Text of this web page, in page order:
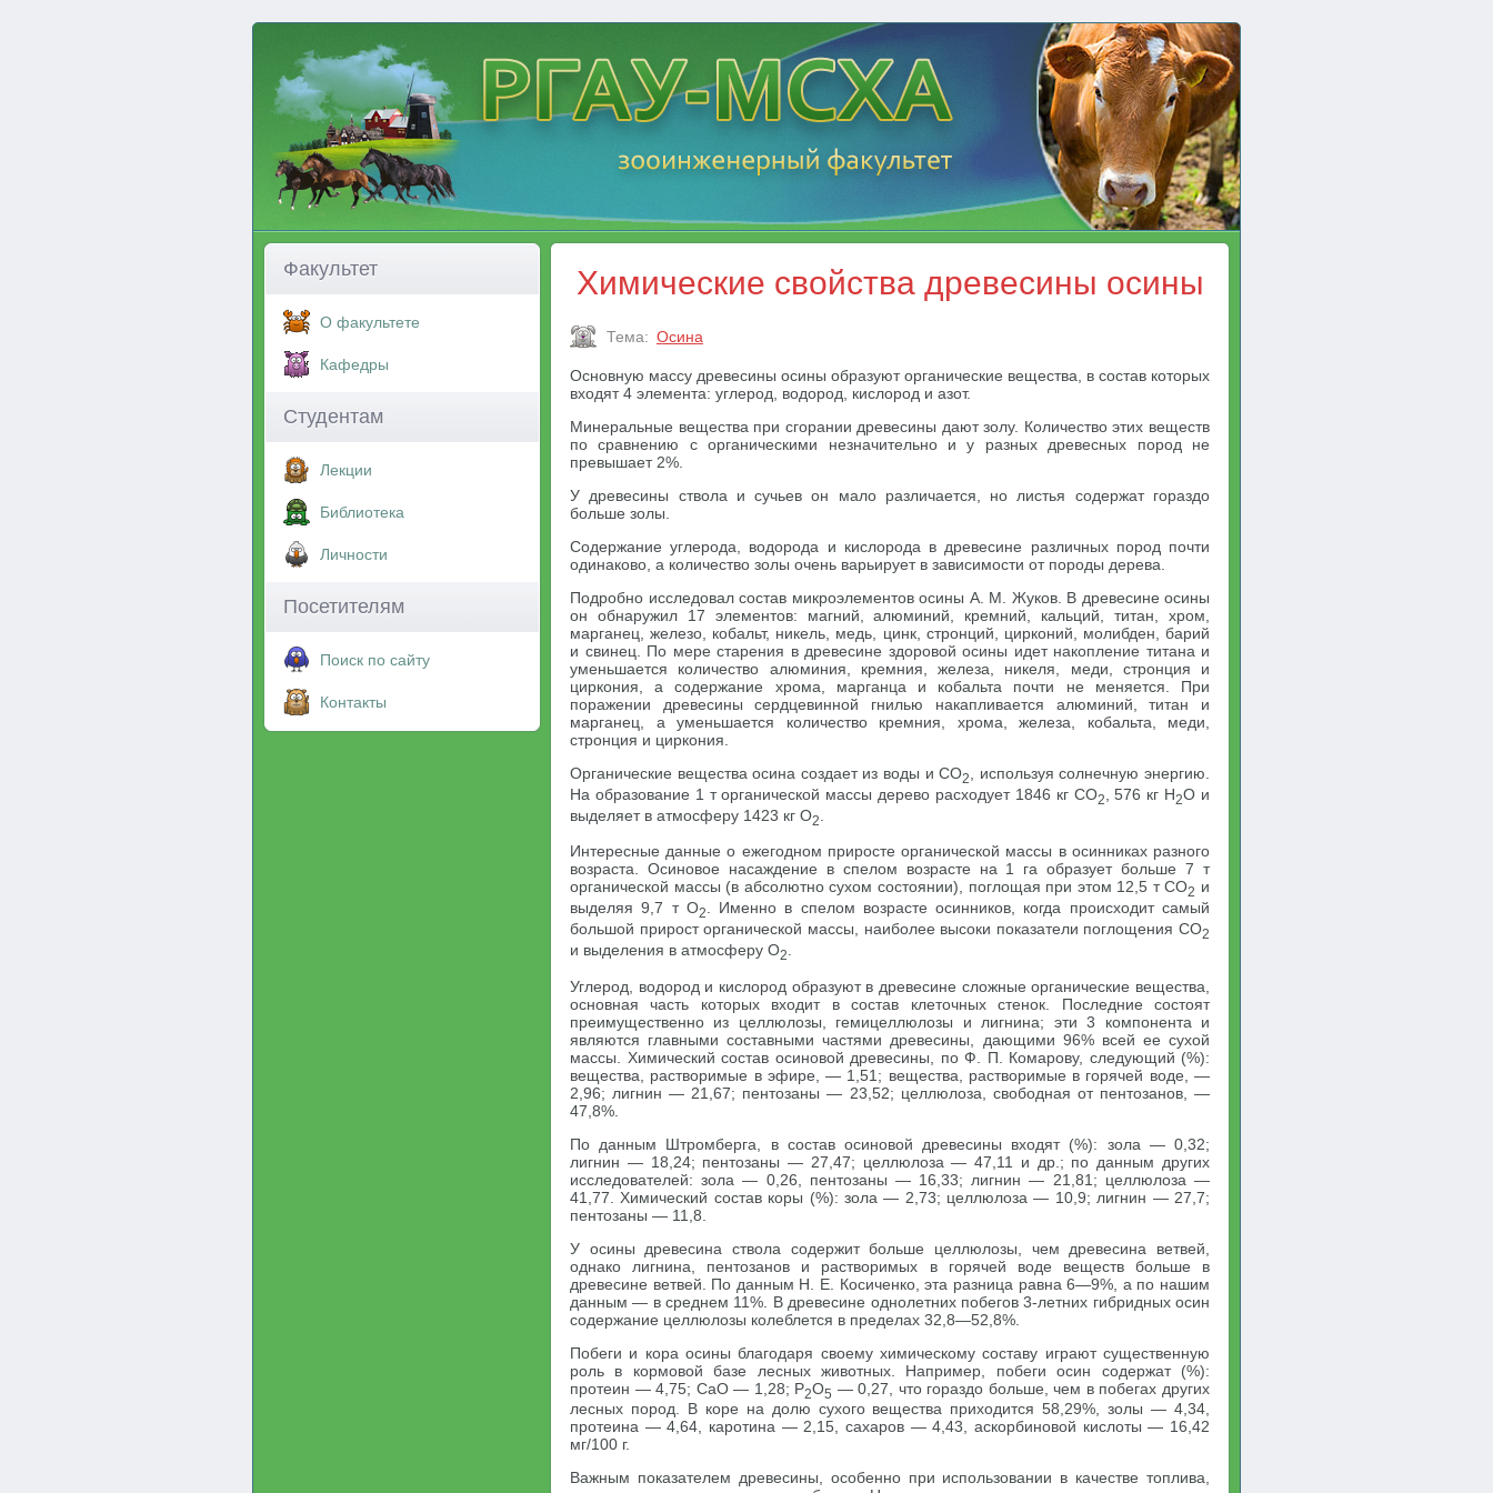
Факультет
О факультете
Кафедры
Студентам
Лекции
Библиотека
Личности
Посетителям
Поиск по сайту
Контакты
Химические свойства древесины осины
Тема: Осина
Основную массу древесины осины образуют органические вещества, в состав которых
входят 4 элемента: углерод, водород, кислород и азот.
Минеральные вещества при сгорании древесины дают золу. Количество этих веществ
по сравнению с органическими незначительно и у разных древесных пород не
превышает 2%.
У древесины ствола и сучьев он мало различается, но листья содержат гораздо
больше золы.
Содержание углерода, водорода и кислорода в древесине различных пород почти
одинаково, а количество золы очень варьирует в зависимости от породы дерева.
Подробно исследовал состав микроэлементов осины А. М. Жуков. В древесине осины
он обнаружил 17 элементов: магний, алюминий, кремний, кальций, титан, хром,
марганец, железо, кобальт, никель, медь, цинк, стронций, цирконий, молибден, барий
и свинец. По мере старения в древесине здоровой осины идет накопление титана и
уменьшается количество алюминия, кремния, железа, никеля, меди, стронция и
циркония, а содержание хрома, марганца и кобальта почти не меняется. При
поражении древесины сердцевинной гнилью накапливается алюминий, титан и
марганец, а уменьшается количество кремния, хрома, железа, кобальта, меди,
стронция и циркония.
Органические вещества осина создает из воды и CO2
, используя солнечную энергию.
На образование 1 т органической массы дерево расходует 1846 кг CO2 , 576 кг Н2О и
выделяет в атмосферу 1423 кг O2
Интересные данные о ежегодном приросте органической массы в осинниках разного
возраста. Осиновое насаждение в спелом возрасте на 1 га образует больше 7 т
органической массы (в абсолютно сухом состоянии), поглощая при этом 12,5 т CO2 и
выделяя 9,7 т O2
. Именно в спелом возрасте осинников, когда происходит самый
большой прирост органической массы, наиболее высоки показатели поглощения CO2
и выделения в атмосферу O2
Углерод, водород и кислород образуют в древесине сложные органические вещества,
основная часть которых входит в состав клеточных стенок. Последние состоят
преимущественно из целлюлозы, гемицеллюлозы и лигнина; эти 3 компонента и
являются главными составными частями древесины, дающими 96% всей ее сухой
массы. Химический состав осиновой древесины, по Ф. П. Комарову, следующий (%):
вещества, растворимые в эфире, — 1,51; вещества, растворимые в горячей воде, —
2,96; лигнин — 21,67; пентозаны — 23,52; целлюлоза, свободная от пентозанов, —
47,8%.
По данным Штромберга, в состав осиновой древесины входят (%): зола — 0,32;
лигнин — 18,24; пентозаны — 27,47; целлюлоза — 47,11 и др.; по данным других
исследователей: зола — 0,26, пентозаны — 16,33; лигнин — 21,81; целлюлоза —
41,77. Химический состав коры (%): зола — 2,73; целлюлоза — 10,9; лигнин — 27,7;
пентозаны — 11,8.
У осины древесина ствола содержит больше целлюлозы, чем древесина ветвей,
однако лигнина, пентозанов и растворимых в горячей воде веществ больше в
древесине ветвей. По данным Н. Е. Косиченко, эта разница равна 6—9%, а по нашим
данным — в среднем 11%. В древесине однолетних побегов 3-летних гибридных осин
содержание целлюлозы колеблется в пределах 32,8—52,8%.
Побеги и кора осины благодаря своему химическому составу играют существенную
роль в кормовой базе лесных животных. Например, побеги осин содержат (%):
протеин — 4,75; CaO — 1,28; Р2O5 — 0,27, что гораздо больше, чем в побегах других
лесных пород. В коре на долю сухого вещества приходится 58,29%, золы — 4,34,
протеина — 4,64, каротина — 2,15, сахаров — 4,43, аскорбиновой кислоты — 16,42
мг/100 г.
Важным показателем древесины, особенно при использовании в качестве топлива,